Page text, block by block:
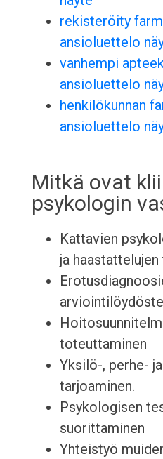
rekisteröity
ansioluettelo
vanhempi
ansioluettelo
henkilökunnan
ansioluettelo
Mitkä ovat
psykologin
Kattavien
ja
toteuttaminen
Yksilö-, perhe-
tarjoaminen.
Psykologisen
suorittaminen
Yhteistyö